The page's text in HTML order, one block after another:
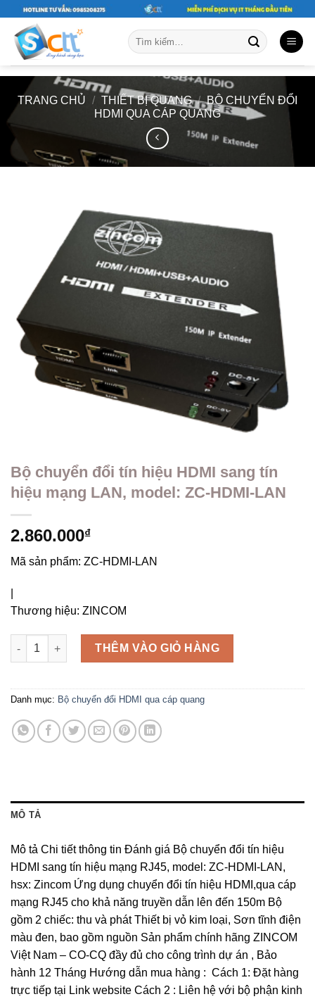
content
Tìm
kiếm:
TRANG CHỦ / THIẾT BỊ QUANG / BỘ CHUYỂN ĐỔI
HDMI QUA CÁP QUANG
Bộ chuyển đổi tín hiệu HDMI sang tín
hiệu mạng LAN, model: ZC-HDMI-LAN
2.860.000₫
Mã sản phẩm: ZC-HDMI-LAN
Thương hiệu: ZINCOM
Bộ chuyển đổi tín hiệu HDMI sang tín hiệu mạng LAN, model:
THÊM VÀO GIỎ HÀNG
Danh mục: Bộ chuyển đổi HDMI qua cáp quang
MÔ TẢ
Mô tả Chi tiết thông tin Đánh giá Bộ chuyển đổi tín hiệu
HDMI sang tín hiệu mạng RJ45, model: ZC-HDMI-LAN,
hsx: Zincom Ứng dụng chuyển đổi tín hiệu HDMI,qua cáp
mạng RJ45 cho khả năng truyền dẫn lên đến 150m Bộ
gồm 2 chiếc: thu và phát Thiết bị vỏ kim loại, Sơn tĩnh điện
màu đen, bao gồm nguồn Sản phẩm chính hãng ZINCOM
Việt Nam – CO-CQ đầy đủ cho công trình dự án , Bảo
hành 12 Tháng Hướng dẫn mua hàng : Cách 1: Đặt hàng
trực tiếp tại Link website Cách 2 : Liên hệ với bộ phận kinh